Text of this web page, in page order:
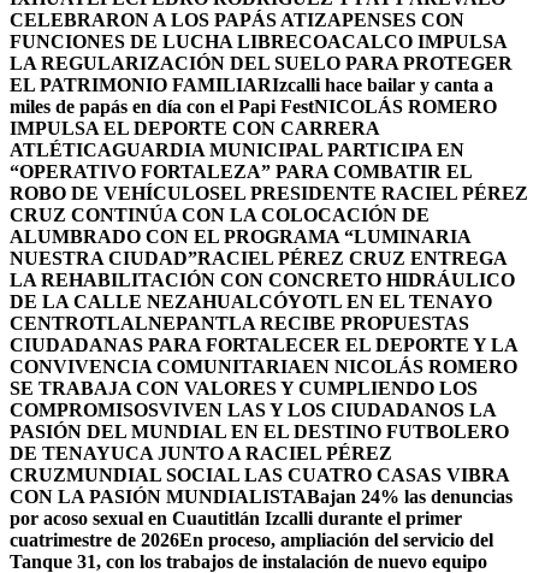
CELEBRARON A LOS PAPÁS ATIZAPENSES CON
FUNCIONES DE LUCHA LIBRECOACALCO IMPULSA
LA REGULARIZACIÓN DEL SUELO PARA PROTEGER
EL PATRIMONIO FAMILIARIzcalli hace bailar y canta a
miles de papás en día con el Papi FestNICOLÁS ROMERO
IMPULSA EL DEPORTE CON CARRERA
ATLÉTICAGUARDIA MUNICIPAL PARTICIPA EN
“OPERATIVO FORTALEZA” PARA COMBATIR EL
ROBO DE VEHÍCULOSEL PRESIDENTE RACIEL PÉREZ
CRUZ CONTINÚA CON LA COLOCACIÓN DE
ALUMBRADO CON EL PROGRAMA “LUMINARIA
NUESTRA CIUDAD”RACIEL PÉREZ CRUZ ENTREGA
LA REHABILITACIÓN CON CONCRETO HIDRÁULICO
DE LA CALLE NEZAHUALCÓYOTL EN EL TENAYO
CENTROTLALNEPANTLA RECIBE PROPUESTAS
CIUDADANAS PARA FORTALECER EL DEPORTE Y LA
CONVIVENCIA COMUNITARIAEN NICOLÁS ROMERO
SE TRABAJA CON VALORES Y CUMPLIENDO LOS
COMPROMISOSVIVEN LAS Y LOS CIUDADANOS LA
PASIÓN DEL MUNDIAL EN EL DESTINO FUTBOLERO
DE TENAYUCA JUNTO A RACIEL PÉREZ
CRUZMUNDIAL SOCIAL LAS CUATRO CASAS VIBRA
CON LA PASIÓN MUNDIALISTABajan 24% las denuncias
por acoso sexual en Cuautitlán Izcalli durante el primer
cuatrimestre de 2026En proceso, ampliación del servicio del
Tanque 31, con los trabajos de instalación de nuevo equipo